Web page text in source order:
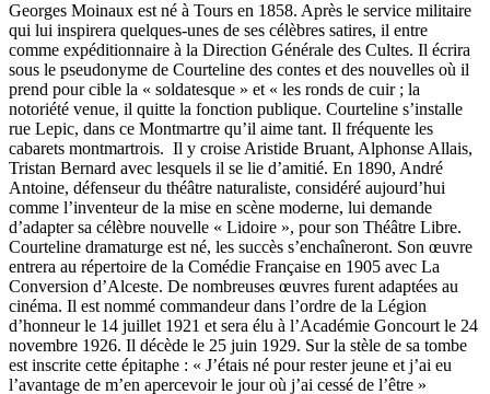
Georges Moinaux est né à Tours en 1858. Après le service militaire
qui lui inspirera quelques-unes de ses célèbres satires, il entre
comme expéditionnaire à la Direction Générale des Cultes. Il écrira
sous le pseudonyme de Courteline des contes et des nouvelles où il
prend pour cible la « soldatesque » et « les ronds de cuir ; la
notoriété venue, il quitte la fonction publique. Courteline s’installe
rue Lepic, dans ce Montmartre qu’il aime tant. Il fréquente les
cabarets montmartrois. Il y croise Aristide Bruant, Alphonse Allais,
Tristan Bernard avec lesquels il se lie d’amitié. En 1890, André
Antoine, défenseur du théâtre naturaliste, considéré aujourd’hui
comme l’inventeur de la mise en scène moderne, lui demande
d’adapter sa célèbre nouvelle « Lidoire », pour son Théâtre Libre.
Courteline dramaturge est né, les succès s’enchaîneront. Son œuvre
entrera au répertoire de la Comédie Française en 1905 avec La
Conversion d’Alceste. De nombreuses œuvres furent adaptées au
cinéma. Il est nommé commandeur dans l’ordre de la Légion
d’honneur le 14 juillet 1921 et sera élu à l’Académie Goncourt le 24
novembre 1926. Il décède le 25 juin 1929. Sur la stèle de sa tombe
est inscrite cette épitaphe : « J’étais né pour rester jeune et j’ai eu
l’avantage de m’en apercevoir le jour où j’ai cessé de l’être »